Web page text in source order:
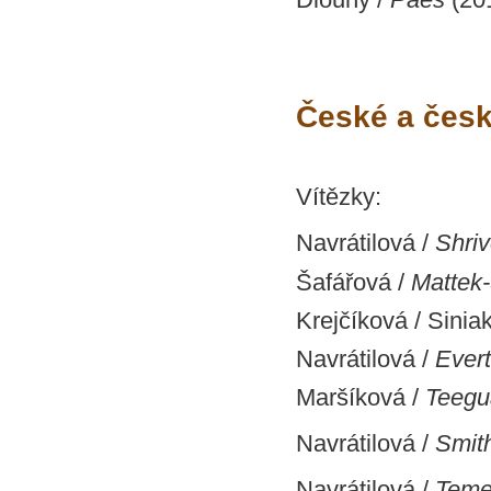
České a
Vítězky:
Navrátilová /
Šafářová /
Krejčíková /
Navrátilová / Evert
Maršíková /
Navrátilová /